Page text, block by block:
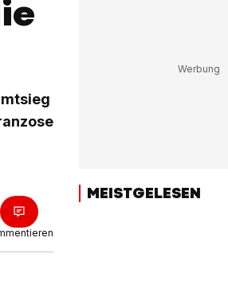
MEISTGELESEN